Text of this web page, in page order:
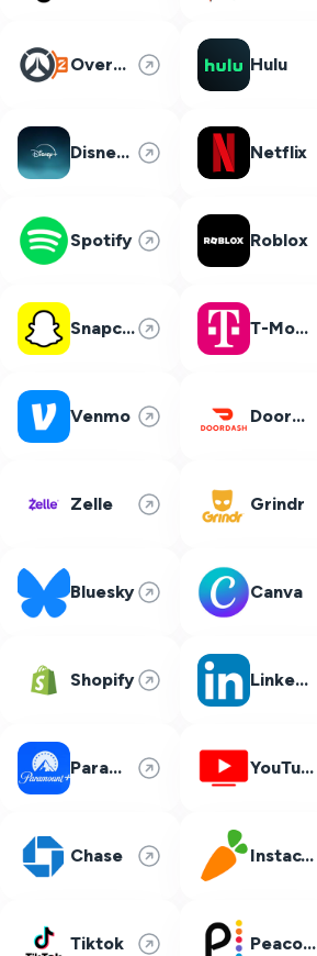
Overwatch 2 Hulu
Disney Plus Netflix
Spotify Roblox
Snapchat T-Mobile
Venmo DoorDash
Zelle Grindr
Bluesky Canva
Shopify LinkedIn
Paramount Plus YouTube TV
Chase Instacart
Tiktok Peacock